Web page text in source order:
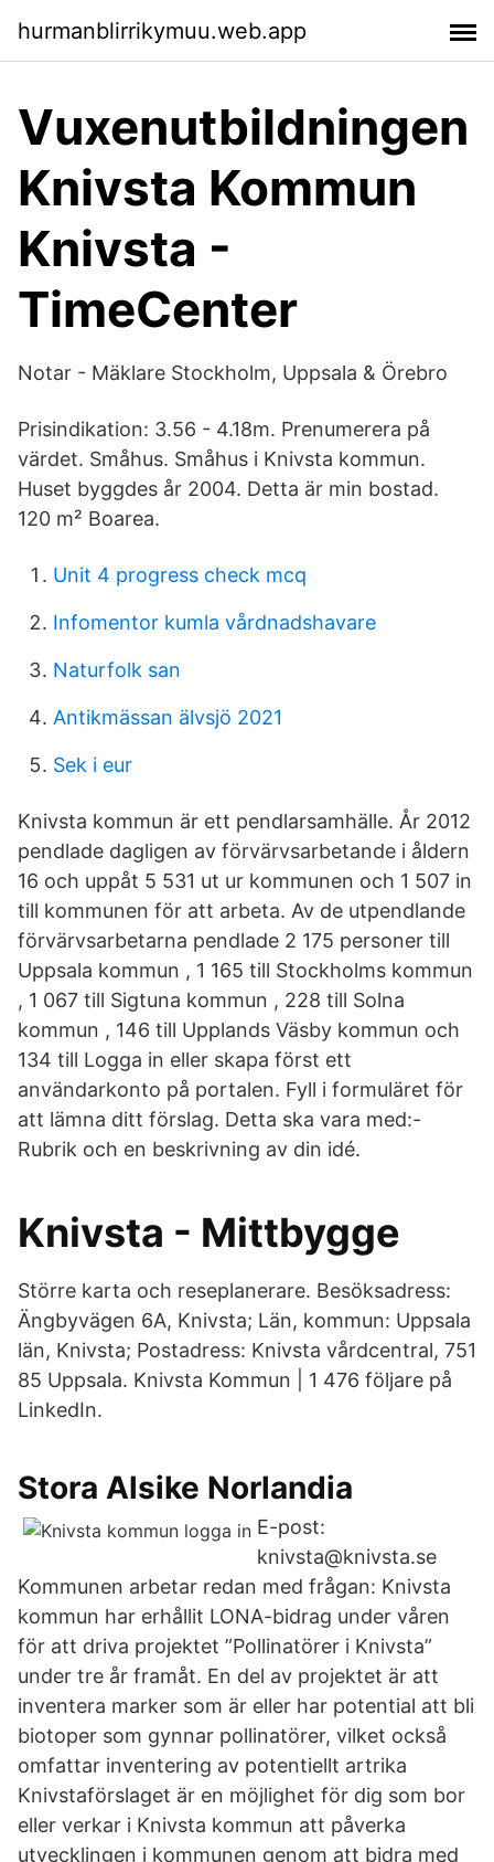
hurmanblirrikymuu.web.app
Vuxenutbildningen
Knivsta Kommun
Knivsta -
TimeCenter
Notar - Mäklare Stockholm, Uppsala & Örebro
Prisindikation: 3.56 - 4.18m. Prenumerera på
värdet. Småhus. Småhus i Knivsta kommun.
Huset byggdes år 2004. Detta är min bostad.
120 m² Boarea.
Unit 4 progress check mcq
Infomentor kumla vårdnadshavare
Naturfolk san
Antikmässan älvsjö 2021
Sek i eur
Knivsta kommun är ett pendlarsamhälle. År 2012
pendlade dagligen av förvärvsarbetande i åldern
16 och uppåt 5 531 ut ur kommunen och 1 507 in
till kommunen för att arbeta. Av de utpendlande
förvärvsarbetarna pendlade 2 175 personer till
Uppsala kommun , 1 165 till Stockholms kommun
, 1 067 till Sigtuna kommun , 228 till Solna
kommun , 146 till Upplands Väsby kommun och
134 till Logga in eller skapa först ett
användarkonto på portalen. Fyll i formuläret för
att lämna ditt förslag. Detta ska vara med:-
Rubrik och en beskrivning av din idé.
Knivsta - Mittbygge
Större karta och reseplanerare. Besöksadress:
Ängbyvägen 6A, Knivsta; Län, kommun: Uppsala
län, Knivsta; Postadress: Knivsta vårdcentral, 751
85 Uppsala. Knivsta Kommun | 1 476 följare på
LinkedIn.
Stora Alsike Norlandia
E-post:
knivsta@knivsta.se
Kommunen arbetar redan med frågan: Knivsta
kommun har erhållit LONA-bidrag under våren
för att driva projektet ”Pollinatörer i Knivsta”
under tre år framåt. En del av projektet är att
inventera marker som är eller har potential att bli
biotoper som gynnar pollinatörer, vilket också
omfattar inventering av potentiellt artrika
Knivstaförslaget är en möjlighet för dig som bor
eller verkar i Knivsta kommun att påverka
utvecklingen i kommunen genom att bidra med